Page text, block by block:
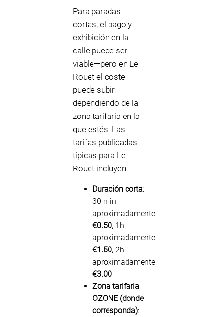
Para paradas
cortas, el pago y
exhibición en la
calle puede ser
viable—pero en Le
Rouet el coste
puede subir
dependiendo de la
zona tarifaria en la
que estés. Las
tarifas publicadas
típicas para Le
Rouet incluyen:
Duración corta:
30 min
aproximadamente
€0.50, 1h
aproximadamente
€1.50, 2h
aproximadamente
€3.00
Zona tarifaria
OZONE (donde
corresponda):